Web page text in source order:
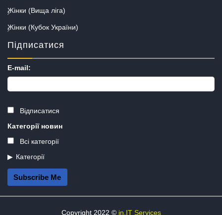
Жінки (Вища ліга)
Жінки (Кубок України)
Підписатися
E-mail:
Відписатися
Категорії новин
Всі категорії
Категорії
Subscribe Me
Copyright 2022 © in.IT Services